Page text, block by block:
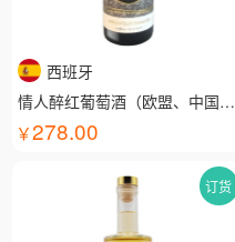
西班牙
情人醉红葡萄酒（欧盟、中国有机认证）
278.00
订货